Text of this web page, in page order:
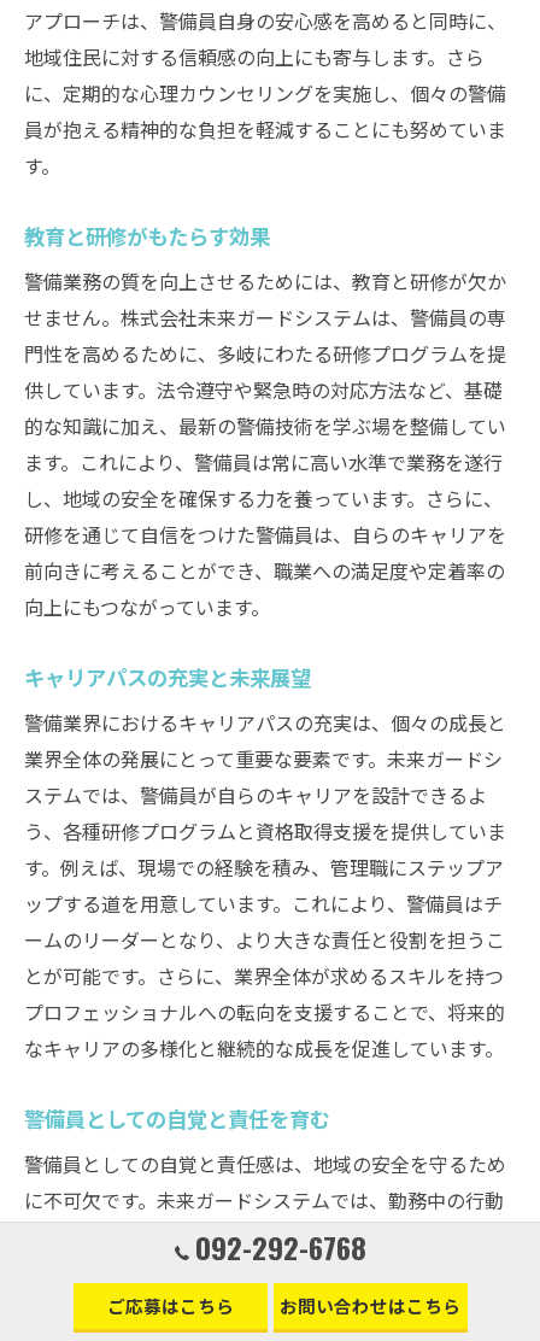
アプローチは、警備員自身の安心感を高めると同時に、
地域住民に対する信頼感の向上にも寄与します。さら
に、定期的な心理カウンセリングを実施し、個々の警備
員が抱える精神的な負担を軽減することにも努めていま
す。
教育と研修がもたらす効果
警備業務の質を向上させるためには、教育と研修が欠か
せません。株式会社未来ガードシステムは、警備員の専
門性を高めるために、多岐にわたる研修プログラムを提
供しています。法令遵守や緊急時の対応方法など、基礎
的な知識に加え、最新の警備技術を学ぶ場を整備してい
ます。これにより、警備員は常に高い水準で業務を遂行
し、地域の安全を確保する力を養っています。さらに、
研修を通じて自信をつけた警備員は、自らのキャリアを
前向きに考えることができ、職業への満足度や定着率の
向上にもつながっています。
キャリアパスの充実と未来展望
警備業界におけるキャリアパスの充実は、個々の成長と
業界全体の発展にとって重要な要素です。未来ガードシ
ステムでは、警備員が自らのキャリアを設計できるよ
う、各種研修プログラムと資格取得支援を提供していま
す。例えば、現場での経験を積み、管理職にステップア
ップする道を用意しています。これにより、警備員はチ
ームのリーダーとなり、より大きな責任と役割を担うこ
とが可能です。さらに、業界全体が求めるスキルを持つ
プロフェッショナルへの転向を支援することで、将来的
なキャリアの多様化と継続的な成長を促進しています。
警備員としての自覚と責任を育む
警備員としての自覚と責任感は、地域の安全を守るため
に不可欠です。未来ガードシステムでは、勤務中の行動
や判断において高い倫理観を持つよう、徹底した教育が
役割の重要性を再認識し、責任感を育むことが求められ
092-292-6768
ご応募はこちら お問い合わせはこちら